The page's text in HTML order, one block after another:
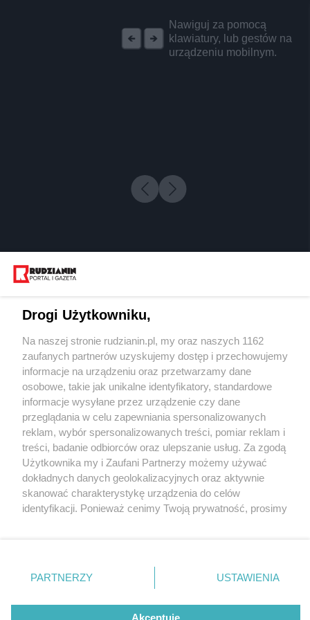
Nawiguj za pomocą
klawiatury, lub gestów na
urządzeniu mobilnym.
1 / 0
Wydawca mediów
Nie zapomnij
zapoznać się z:
polityką prywatności regulamin korzystania z portali
Twojemiasto
Piekary Śląskie
Chorzów
Tarnowskie Góry
Gliwice
Skontakuj sięz nami
Kontakt
Wydawca
Redakcja
Drogi Użytkowniku,
Na naszej stronie rudzianin.pl, my oraz naszych 1162
zaufanych partnerów uzyskujemy dostęp i przechowujemy
informacje na urządzeniu oraz przetwarzamy dane
osobowe, takie jak unikalne identyfikatory, standardowe
informacje wysyłane przez urządzenie czy dane
przeglądania w celu zapewniania spersonalizowanych
reklam, wybór spersonalizowanych treści, pomiar reklam i
treści, badanie odbiorców oraz ulepszanie usług. Za zgodą
Użytkownika my i Zaufani Partnerzy możemy używać
dokładnych danych geolokalizacyjnych oraz aktywnie
skanować charakterystykę urządzenia do celów
identyfikacji. Ponieważ cenimy Twoją prywatność, prosimy
prywatności znajdujący się w lewym dolnym rogu strony
. Niektóre rodzaje przetwarzania danych nie wymagają
zgody użytkownika, ale masz prawo sprzeciwić się
takiemu przetwarzaniu. Preferencje będą miały
PARTNERZY USTAWIENIA
Akceptuję